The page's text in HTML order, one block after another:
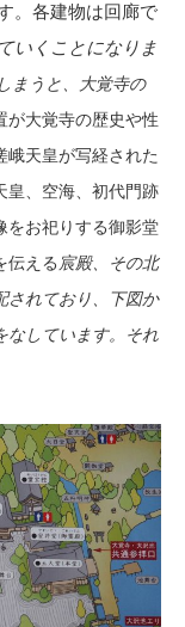
。各建物は回廊で
いくことになりま
まうと、大覚寺の
が大覚寺の歴史や性
峨天皇が写経された
皇、空海、初代門跡
をお祀りする御影堂
伝える 宸殿、その北
されており、下図か
なしています。それ